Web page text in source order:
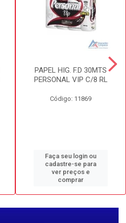
PAPEL HIG. F.D 30MTS
PERSONAL VIP C/8 RL
Código: 11869
Faça seu login ou
cadastre-se para
ver preços e
comprar